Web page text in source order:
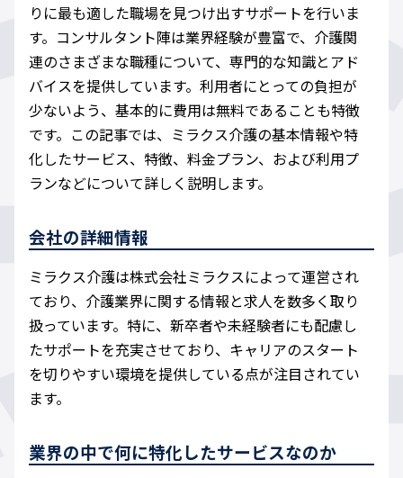
りに最も適した職場を見つけ出すサポートを行いま
す。コンサルタント陣は業界経験が豊富で、介護関
連のさまざまな職種について、専門的な知識とアド
バイスを提供しています。利用者にとっての負担が
少ないよう、基本的に費用は無料であることも特徴
です。この記事では、ミラクス介護の基本情報や特
化したサービス、特徴、料金プラン、および利用プ
ランなどについて詳しく説明します。
会社の詳細情報
ミラクス介護は株式会社ミラクスによって運営され
ており、介護業界に関する情報と求人を数多く取り
扱っています。特に、新卒者や未経験者にも配慮し
たサポートを充実させており、キャリアのスタート
を切りやすい環境を提供している点が注目されてい
ます。
業界の中で何に特化したサービスなのか